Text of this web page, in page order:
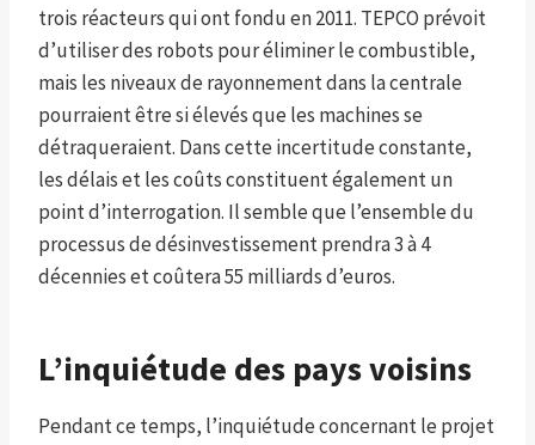
trois réacteurs qui ont fondu en 2011. TEPCO prévoit
d’utiliser des robots pour éliminer le combustible,
mais les niveaux de rayonnement dans la centrale
pourraient être si élevés que les machines se
détraqueraient. Dans cette incertitude constante,
les délais et les coûts constituent également un
point d’interrogation. Il semble que l’ensemble du
processus de désinvestissement prendra 3 à 4
décennies et coûtera 55 milliards d’euros.
L’inquiétude des pays voisins
Pendant ce temps, l’inquiétude concernant le projet